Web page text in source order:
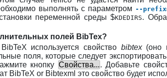
выполнять с параметром --prefix
переменной среды $KDEDIRS.
полей BibTex?
используется свойство bibtex(оно
поля, которые следует
кнопку Свойства.... Добавьте
BibTeX or Bibtexml это свойство будет